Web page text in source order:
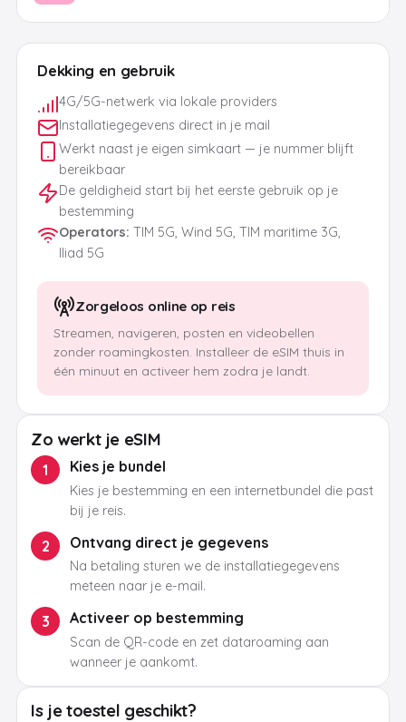
Dekking en gebruik
4G/5G-netwerk via lokale providers
Installatiegegevens direct in je mail
Werkt naast je eigen simkaart — je nummer blijft
bereikbaar
De geldigheid start bij het eerste gebruik op je
bestemming
Operators: TIM 5G, Wind 5G, TIM maritime 3G,
Iliad 5G
Zorgeloos online op reis
Streamen, navigeren, posten en videobellen
zonder roamingkosten. Installeer de eSIM thuis in
één minuut en activeer hem zodra je landt.
Zo werkt je eSIM
1 Kies je bundel
Kies je bestemming en een internetbundel die past
bij je reis.
2 Ontvang direct je gegevens
Na betaling sturen we de installatiegegevens
meteen naar je e-mail.
3 Activeer op bestemming
Scan de QR-code en zet dataroaming aan
wanneer je aankomt.
Is je toestel geschikt?